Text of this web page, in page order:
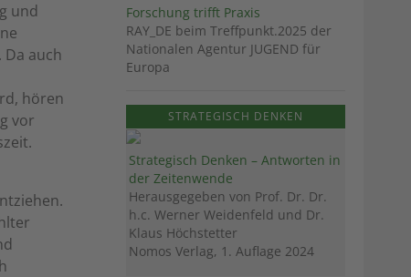
und
auch
hören
vor
Forschung trifft Praxis
RAY_DE beim Treffpunkt.2025 der
Nationalen Agentur JUGEND für
Europa
STRATEGISCH DENKEN
Strategisch Denken – Antworten in
der Zeitenwende
Herausgegeben von Prof. Dr. Dr.
h.c. Werner Weidenfeld und Dr.
Klaus Höchstetter
Nomos Verlag, 1. Auflage 2024